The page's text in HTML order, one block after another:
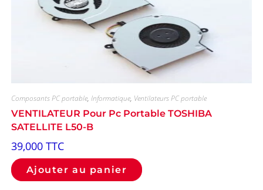
Composants PC portable, Informatique, Ventilateurs PC portable
VENTILATEUR Pour Pc Portable TOSHIBA
SATELLITE L50-B
39,000 TTC
Ajouter au panier